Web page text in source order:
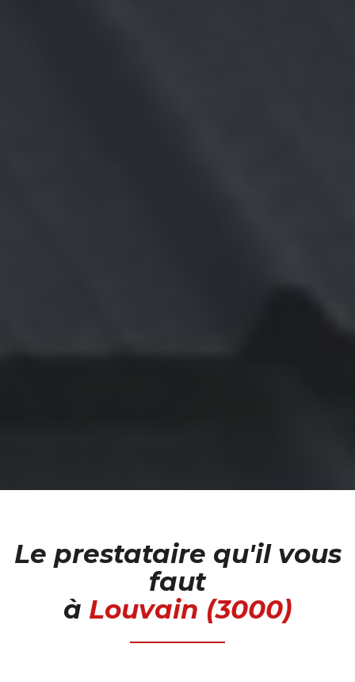
Le prestataire qu'il vous
faut
à Louvain (3000)